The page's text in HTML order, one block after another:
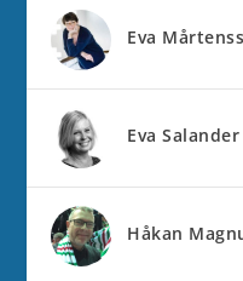
Eva
Eva Salander
Håkan